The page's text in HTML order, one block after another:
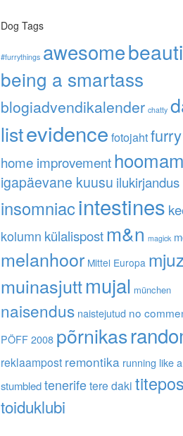
Dog Tags
#furrythings awesome
being a smartass
blogiadvendikalender chatty
listevidence fotojaht
home improvement
igapäevane kuusu ilukirjandus
insomniacintestines
kolumn külalispost m&n magick
melanhoor Mittel Europa
muinasjuttmujal münchen
naisendus naistejutud no
PÖFF 2008 põrnikas
reklaampost remontika running like
stumbledtenerifetere daki
toiduklubi